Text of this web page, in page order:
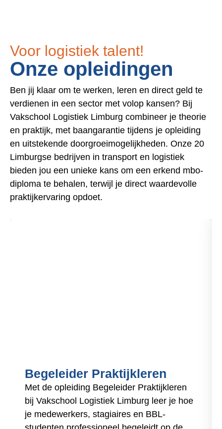
Voor logistiek talent!
Onze opleidingen
Ben jij klaar om te werken, leren en direct geld te
verdienen in een sector met volop kansen? Bij
Vakschool Logistiek Limburg combineer je theorie
en praktijk, met baangarantie tijdens je opleiding
en uitstekende doorgroeimogelijkheden. Onze 20
Limburgse bedrijven in transport en logistiek
bieden jou een unieke kans om een erkend mbo-
diploma te behalen, terwijl je direct waardevolle
praktijkervaring opdoet.
Begeleider Praktijkleren
Met de opleiding Begeleider Praktijkleren
bij Vakschool Logistiek Limburg leer je hoe
je medewerkers, stagiaires en BBL-